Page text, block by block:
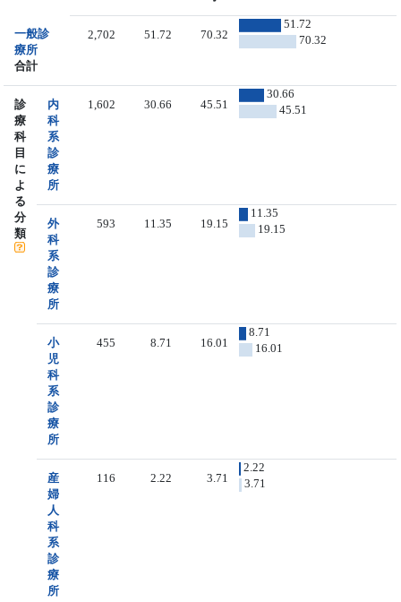
一般診
療所
合計
2,702 51.72 70.32
51.72
70.32
診
療
科
目
に
よ
る
分
類
内
科
系
診
療
所
1,602 30.66 45.51
30.66
45.51
外
科
系
診
療
所
593 11.35 19.15
11.35
19.15
小
児
科
系
診
療
所
455 8.71 16.01
8.71
16.01
産
婦
人
科
系
診
療
所
116 2.22 3.71
2.22
3.71